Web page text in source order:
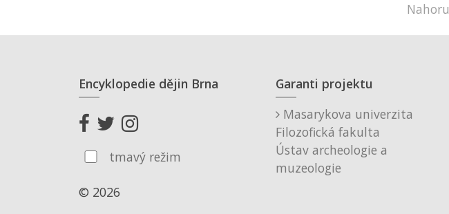
Nahoru
Encyklopedie dějin Brna
tmavý režim
© 2026
Garanti projektu
Masarykova univerzita
Filozofická fakulta
Ústav archeologie a
muzeologie